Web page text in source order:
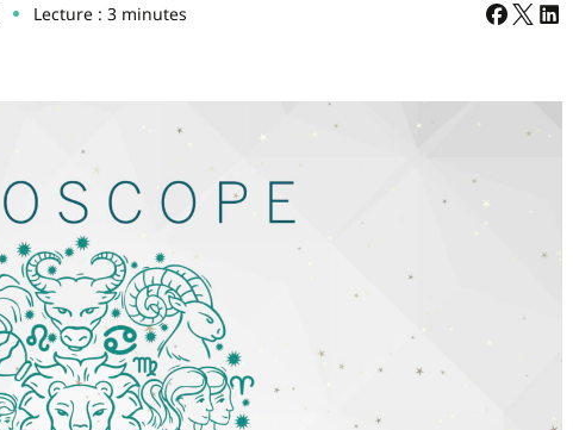
Lecture : 3 minutes